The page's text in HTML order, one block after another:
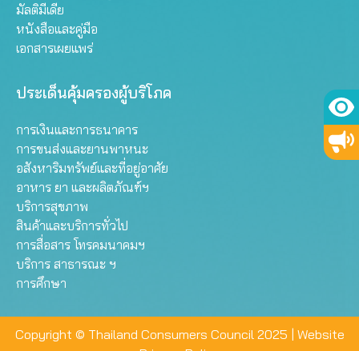
มัลติมีเดีย
หนังสือและคู่มือ
เอกสารเผยแพร่
ประเด็นคุ้มครองผู้บริโภค
การเงินและการธนาคาร
การขนส่งและยานพาหนะ
อสังหาริมทรัพย์และที่อยู่อาศัย
อาหาร ยา และผลิตภัณฑ์ฯ
บริการสุขภาพ
สินค้าและบริการทั่วไป
การสื่อสาร โทรคมนาคมฯ
บริการ สาธารณะ ฯ
การศึกษา
Copyright © Thailand Consumers Council 2025 | Website